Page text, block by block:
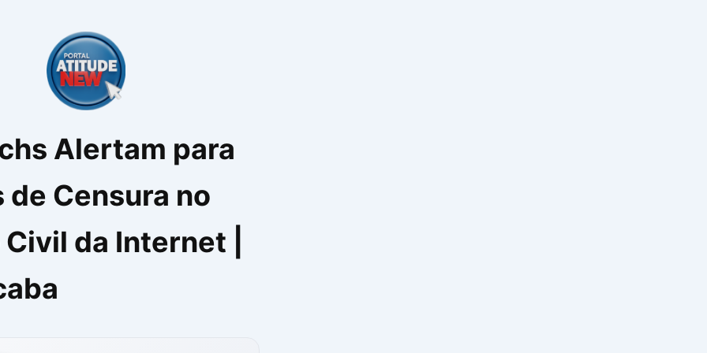
Alertam para
de Censura no
da Internet |